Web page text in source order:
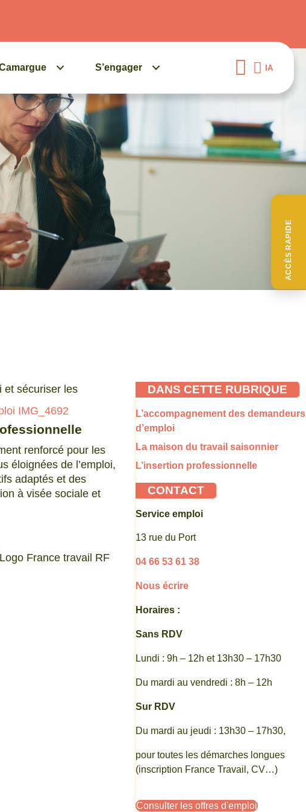
ACCÈS RAPIDE
S’engager IA
et sécuriser les
renforcé pour les
éloignées de l’emploi,
adaptés et des
à visée sociale et
DANS CETTE RUBRIQUE
L’accompagnement des demandeurs
d’emploi
La maison du travail saisonnier
L’insertion professionnelle
CONTACT
Service emploi
13 rue du Port
04 66 53 61 38
Nous écrire
Horaires :
Sans RDV
Lundi : 9h – 12h et 13h30 – 17h30
Du mardi au vendredi : 8h – 12h
Sur RDV
Du mardi au jeudi : 13h30 – 17h30,
pour toutes les démarches longues
(inscription France Travail, CV…)
Consulter les offres d'emploi